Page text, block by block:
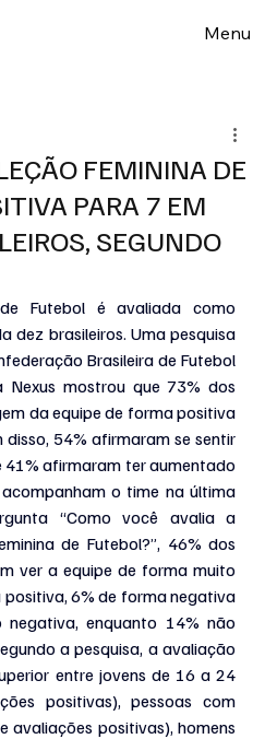
Menu
FEMININA DE
PARA 7 EM
SEGUNDO
Futebol é avaliada como
dez brasileiros. Uma pesquisa
Brasileira de Futebol
Nexus mostrou que 73% dos
da equipe de forma positiva
54% afirmaram se sentir
41% afirmaram ter aumentado
o time na última
“Como você avalia a
de Futebol?”, 46% dos
ver a equipe de forma muito
6% de forma negativa
enquanto 14% não
a pesquisa, a avaliação
entre jovens de 16 a 24
positivas), pessoas com
avaliações positivas), homens